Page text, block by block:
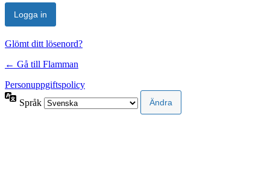
Glömt ditt lösenord?
← Gå till Flamman
Personuppgiftspolicy
Språk